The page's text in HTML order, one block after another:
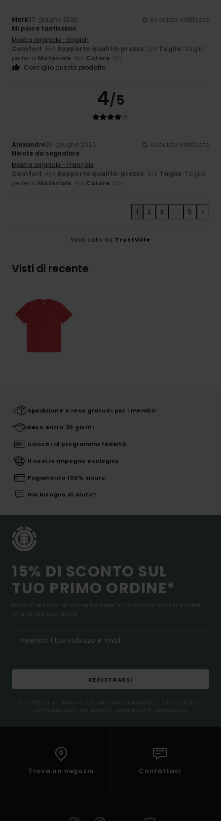
Mark27. giugno 2026
Acquisto verificato
Mi piace tantissimo
Mostra originale - English
Comfort: 5/5 Rapporto qualità-prezzo: 3/5 Taglia: Taglia
perfetta Materiale: 5/5 Colore: 5/5
Consiglio questo prodotto
4/5
Alexandre26. giugno 2026
Acquisto verificato
Niente da segnalare
Mostra originale - Français
Comfort: 4/5 Rapporto qualità-prezzo: 5/5 Taglia: Taglia
perfetta Materiale: 4/5 Colore: 5/5
1 2 3 ... 5 >
Verificato da TrustVille
Visti di recente
Spedizione e reso gratuiti per i membri
Reso entro 30 giorni
Unisciti al programma fedeltà
Il nostro impegno ecologico
Pagamento 100% sicuro
Hai bisogno di aiuto?
15% DI SCONTO SUL
TUO PRIMO ORDINE*
Iscriviti e sarai al corrente delle ultimissime novità e delle
offerte più esclusive.
REGISTRARSI
(*) Offerta on-line valida per i nuovi membri - Le condizioni
complete sono disponibili nella mail di benvenuto
Trova un negozio Contattaci